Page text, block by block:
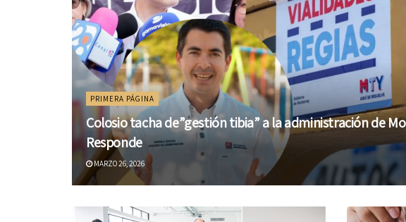
PRIMERA PÁGINA
Colosio tacha de”gestión tibia” a la administración de
Responde
MARZO 26, 2026